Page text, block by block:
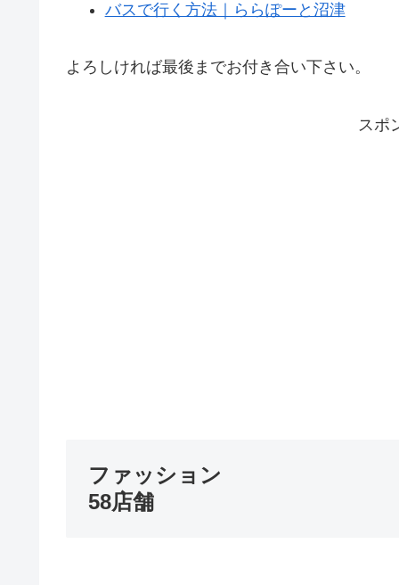
バスで行く方法｜ららぽーと沼津
よろしければ最後までお付き合い下さい。
スポ
ファッション
58店舗